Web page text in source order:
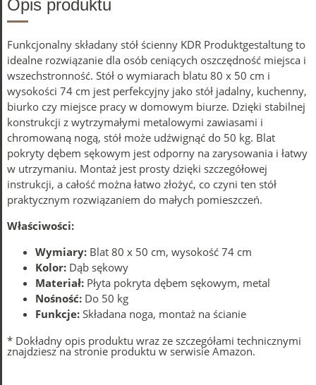
Opis produktu
Funkcjonalny składany stół ścienny KDR Produktgestaltung to
idealne rozwiązanie dla osób ceniących oszczędność miejsca i
wszechstronność. Stół o wymiarach blatu 80 x 50 cm i
wysokości 74 cm jest perfekcyjny jako stół jadalny, kuchenny,
biurko czy miejsce pracy w domowym biurze. Dzięki stabilnej
konstrukcji z wytrzymałymi metalowymi zawiasami i
chromowaną nogą, stół może udźwignąć do 50 kg. Blat
pokryty dębem sękowym jest odporny na zarysowania i łatwy
w utrzymaniu. Montaż jest prosty dzięki szczegółowej
instrukcji, a całość można łatwo złożyć, co czyni ten stół
praktycznym rozwiązaniem do małych pomieszczeń.
Właściwości:
Wymiary: Blat 80 x 50 cm, wysokość 74 cm
Kolor: Dąb sękowy
Materiał: Płyta pokryta dębem sękowym, metal
Nośność: Do 50 kg
Funkcje: Składana noga, montaż na ścianie
* Dokładny opis produktu wraz ze szczegółami technicznymi
znajdziesz na stronie produktu w serwisie Amazon.